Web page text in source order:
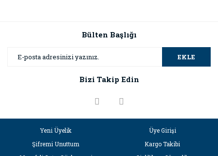
Görüş ve önerileriniz için teşekkür ederiz.
Ürün resmi kalitesiz, bozuk veya görüntülenemiyor.
Ürün bilgilerinde hatalar bulunuyor.
Bülten Başlığı
EKLE
Bizi Takip Edin
Yeni Üyelik
Üye Girişi
Şifremi Unuttum
Kargo Takibi